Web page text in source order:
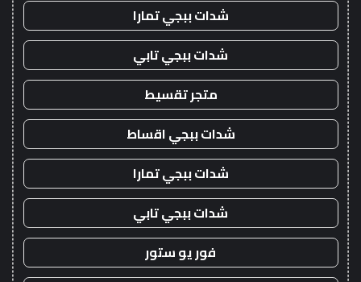
شدات ببجي تمارا
شدات ببجي تابي
متجر تقسيط
شدات ببجي اقساط
شدات ببجي تمارا
شدات ببجي تابي
فور يو ستور